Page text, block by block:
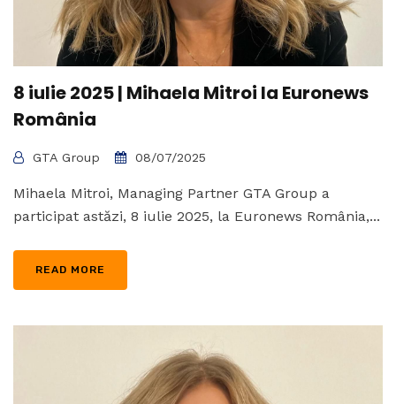
8 iulie 2025 | Mihaela Mitroi la Euronews
România
GTA Group 08/07/2025
Mihaela Mitroi, Managing Partner GTA Group a
participat astăzi, 8 iulie 2025, la Euronews România,...
READ MORE